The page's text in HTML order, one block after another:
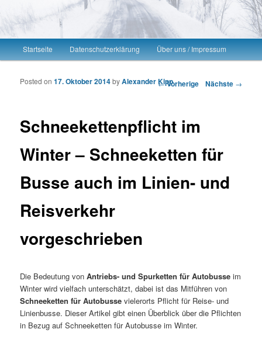
Hauptmenü
Zum Inhalt wechseln
Zum sekundären Inhalt wechseln
Startseite Datenschutzerklärung Über uns / Impressum
Artikelnavigation
←Vorherige Nächste →
Schneekettenpflicht im
Winter – Schneeketten für
Busse auch im Linien- und
Reisverkehr
vorgeschrieben
Posted on17. Oktober 2014byAlexander Kipp
Die Bedeutung von Antriebs- und Spurketten für Autobusse im
Winter wird vielfach unterschätzt, dabei ist das Mitführen von
Schneeketten für Autobusse vielerorts Pflicht für Reise- und
Linienbusse. Dieser Artikel gibt einen Überblick über die Pflichten
in Bezug auf Schneeketten für Autobusse im Winter.